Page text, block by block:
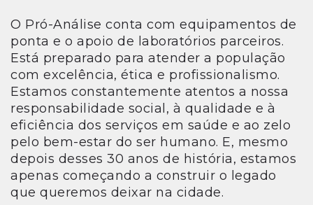
O Pró-Análise conta com equipamentos de
ponta e o apoio de laboratórios parceiros.
Está preparado para atender a população
com excelência, ética e profissionalismo.
Estamos constantemente atentos a nossa
responsabilidade social, à qualidade e à
eficiência dos serviços em saúde e ao zelo
pelo bem-estar do ser humano. E, mesmo
depois desses 30 anos de história, estamos
apenas começando a construir o legado
que queremos deixar na cidade.